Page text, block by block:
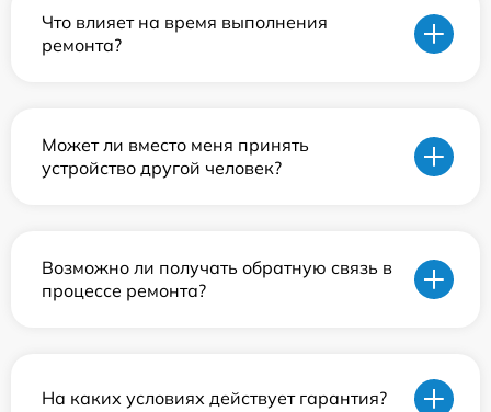
Что влияет на время выполнения
ремонта?
Может ли вместо меня принять
устройство другой человек?
Возможно ли получать обратную связь в
процессе ремонта?
На каких условиях действует гарантия?